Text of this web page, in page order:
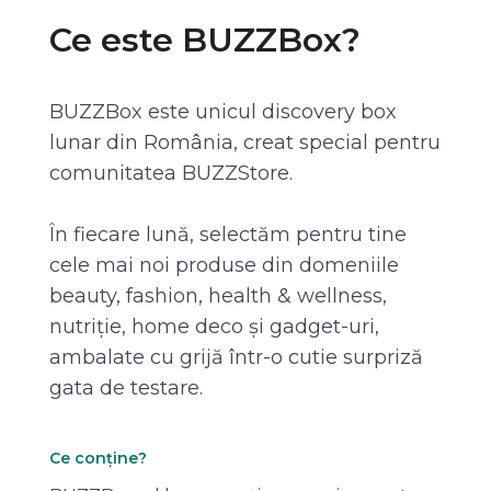
Ce este BUZZBox?
BUZZBox este unicul discovery box
lunar din România, creat special pentru
comunitatea BUZZStore.
În fiecare lună, selectăm pentru tine
cele mai noi produse din domeniile
beauty, fashion, health & wellness,
nutriție, home deco și gadget-uri,
ambalate cu grijă într-o cutie surpriză
gata de testare.
Ce conține?